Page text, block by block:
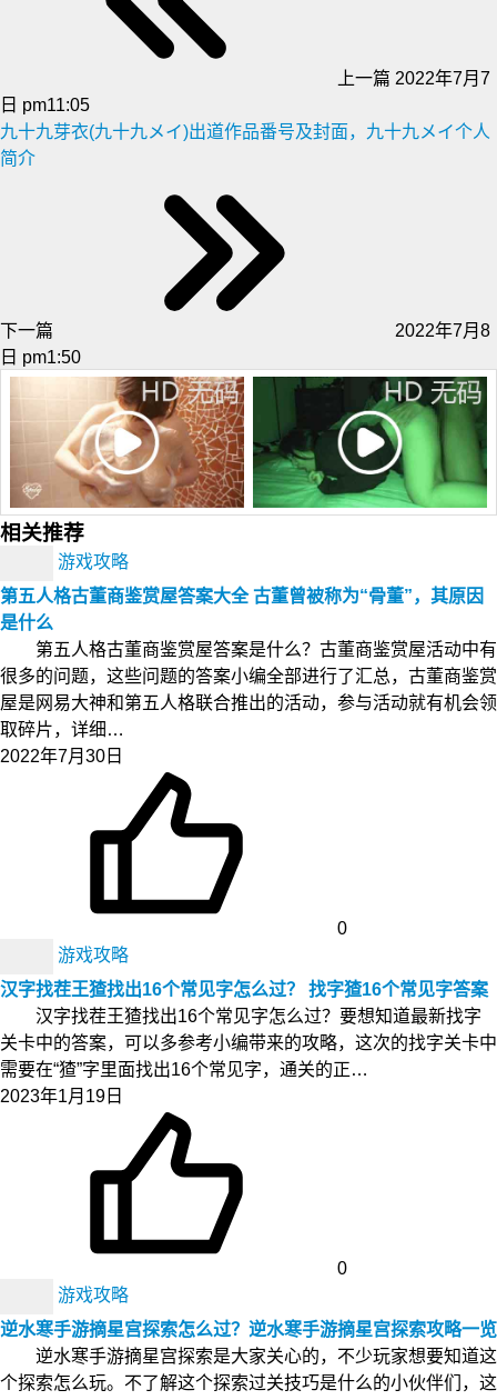
上一篇 2022年7月7
日 pm11:05
九十九芽衣(九十九メイ)出道作品番号及封面，九十九メイ个人
简介
下一篇
2022年7月8
日 pm1:50
相关推荐
游戏攻略
第五人格古董商鉴赏屋答案大全 古董曾被称为“骨董”，其原因
是什么
第五人格古董商鉴赏屋答案是什么？古董商鉴赏屋活动中有
很多的问题，这些问题的答案小编全部进行了汇总，古董商鉴赏
屋是网易大神和第五人格联合推出的活动，参与活动就有机会领
取碎片，详细…
2022年7月30日
0
游戏攻略
汉字找茬王猹找出16个常见字怎么过？ 找字猹16个常见字答案
汉字找茬王猹找出16个常见字怎么过？要想知道最新找字
关卡中的答案，可以多参考小编带来的攻略，这次的找字关卡中
需要在“猹”字里面找出16个常见字，通关的正…
2023年1月19日
0
游戏攻略
逆水寒手游摘星宫探索怎么过？逆水寒手游摘星宫探索攻略一览
逆水寒手游摘星宫探索是大家关心的，不少玩家想要知道这
个探索怎么玩。不了解这个探索过关技巧是什么的小伙伴们，这